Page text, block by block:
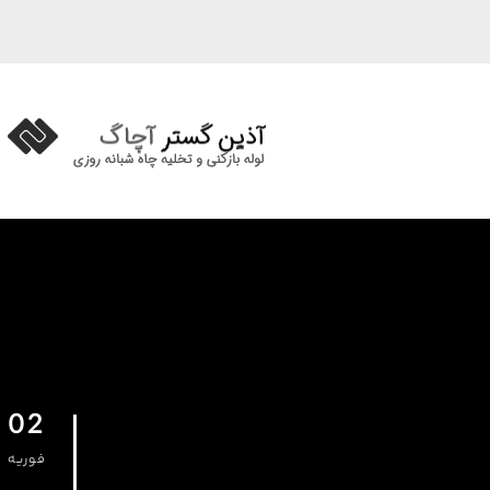
02
فوریه